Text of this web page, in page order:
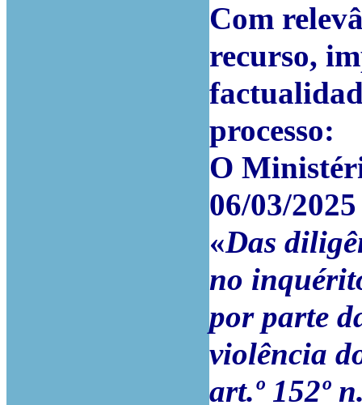
Com
recurso,
processo:
O
06/03/
«Das
no
por parte
violência
art.º 152º